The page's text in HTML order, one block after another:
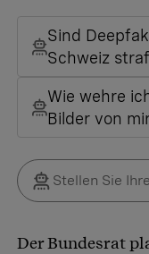
Sind
Schweiz
Wie wehre
Bilder von
Der Bundesrat